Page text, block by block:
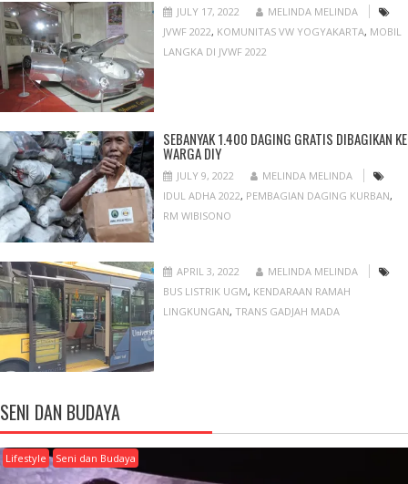
JULY 17, 2022
MELINDA MELINDA
JVWF 2022, KOMUNITAS VW YOGYAKARTA, MOBIL
LANGKA DI JVWF 2022
SEBANYAK 1.400 DAGING GRATIS DIBAGIKAN KE
WARGA DIY
JULY 9, 2022
MELINDA MELINDA
IDUL ADHA 2022, PEMBAGIAN DAGING KURBAN,
RM WIBISONO
APRIL 3, 2022
MELINDA MELINDA
BUS LISTRIK UGM, KENDARAAN RAMAH
LINGKUNGAN,TRANS GADJAH MADA
SENI DAN BUDAYA
Lifestyle Seni dan Budaya